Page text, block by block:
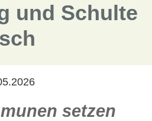
und Schulte
setzen